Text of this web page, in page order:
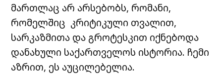
მართლაც არ არსებობს, რომანი,
რომელშიც კრიტიკული თვალით,
სარკაზმითა და გროტესკით იქნებოდა
დანახული საქართველოს ისტორია. ჩემი
აზრით, ეს აუცილებელია.